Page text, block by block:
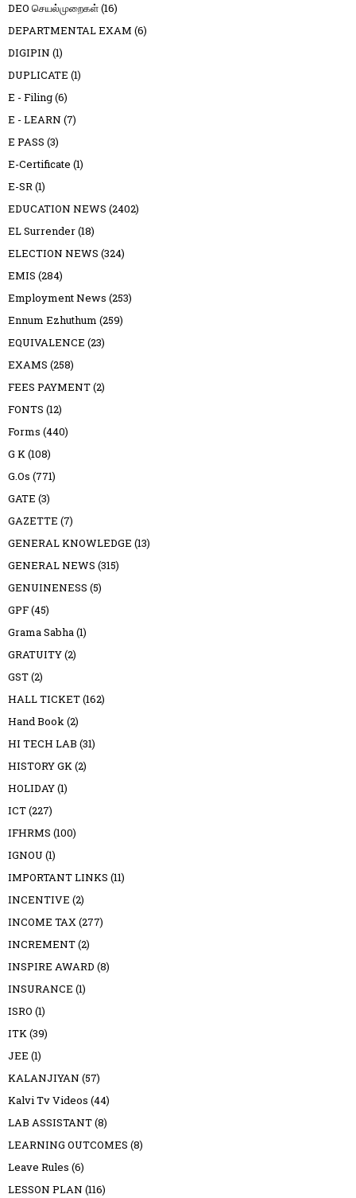
DEO செயல்முறைகள்(16)
DEPARTMENTAL EXAM (6)
DIGIPIN (1)
DUPLICATE (1)
E - Filing(6)
E - LEARN (7)
E PASS (3)
E-Certificate (1)
E-SR(1)
EDUCATION NEWS (2402)
EL Surrender(18)
ELECTION NEWS (324)
EMIS (284)
Employment News (253)
Ennum Ezhuthum (259)
EQUIVALENCE (23)
EXAMS (258)
FEES PAYMENT(2)
FONTS (12)
Forms (440)
G K(108)
G.Os (771)
GATE (3)
GAZETTE (7)
GENERAL KNOWLEDGE (13)
GENERAL NEWS (315)
GENUINENESS (5)
GPF(45)
Grama Sabha(1)
GRATUITY(2)
GST(2)
HALL TICKET(162)
Hand Book(2)
HI TECH LAB (31)
HISTORY GK(2)
HOLIDAY(1)
ICT(227)
IFHRMS (100)
IGNOU (1)
IMPORTANT LINKS (11)
INCENTIVE (2)
INCOME TAX(277)
INCREMENT(2)
INSPIRE AWARD (8)
INSURANCE (1)
ISRO (1)
ITK(39)
JEE (1)
KALANJIYAN (57)
Kalvi Tv Videos (44)
LAB ASSISTANT(8)
LEARNING OUTCOMES (8)
Leave Rules (6)
LESSON PLAN (116)